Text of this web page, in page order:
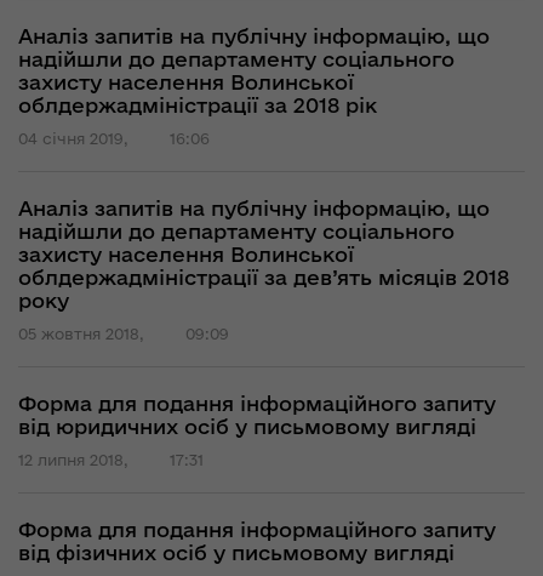
Аналіз запитів на публічну інформацію, що
надійшли до департаменту соціального
захисту населення Волинської
облдержадміністрації за 2018 рік
04 січня 2019, 16:06
Аналіз запитів на публічну інформацію, що
надійшли до департаменту соціального
захисту населення Волинської
облдержадміністрації за дев’ять місяців 2018
року
05 жовтня 2018, 09:09
Форма для подання інформаційного запиту
від юридичних осіб у письмовому вигляді
12 липня 2018, 17:31
Форма для подання інформаційного запиту
від фізичних осіб у письмовому вигляді